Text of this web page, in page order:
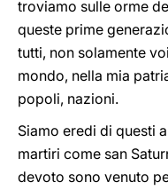
troviamo sulle orme
queste prime
tutti, non solamente
mondo, nella mia
popoli, nazioni.
Siamo eredi di questi
martiri come san
devoto sono venuto